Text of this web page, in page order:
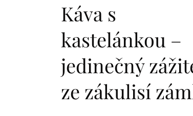
Káva s
kastelánkou –
jedinečný
ze zákulisí